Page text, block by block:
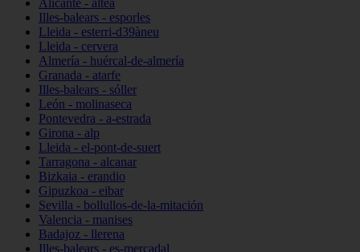
Alicante - altea
Illes-balears - esporles
Lleida - esterri-d39àneu
Lleida - cervera
Almería - huércal-de-almería
Granada - atarfe
Illes-balears - sóller
León - molinaseca
Pontevedra - a-estrada
Girona - alp
Lleida - el-pont-de-suert
Tarragona - alcanar
Bizkaia - erandio
Gipuzkoa - eibar
Sevilla - bollullos-de-la-mitación
Valencia - manises
Badajoz - llerena
Illes-balears - es-mercadal